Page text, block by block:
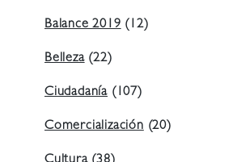
Balance 2019 (12)
Belleza(22)
Ciudadanía (107)
Comercialización (20)